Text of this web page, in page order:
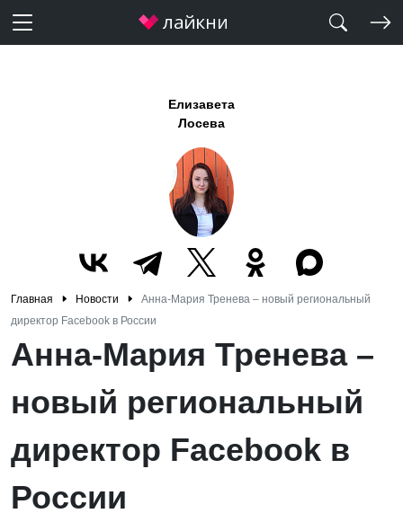
Елизавета
Лосева
Главная Новости
Анна-Мария Тренева – новый региональный
директор Facebook в России
Анна-Мария Тренева –
новый региональный
директор Facebook в
России